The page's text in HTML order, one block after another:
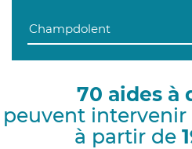
70 aides à
peuvent intervenir
à partir de